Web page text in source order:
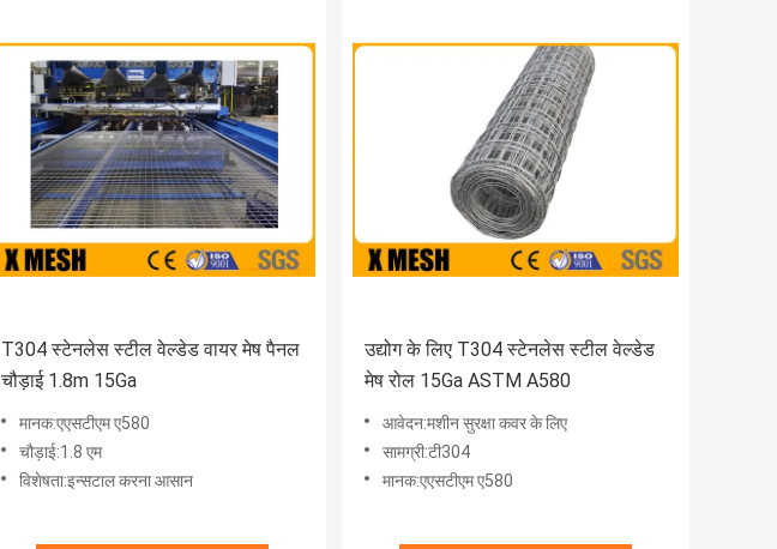
T304 स्टेनलेस स्टील वेल्डेड वायर मेष पैनल
चौड़ाई 1.8m 15Ga
मानक:एएसटीएम ए580
चौड़ाई:1.8 एम
विशेषता:इन्सटाल करना आसान
उद्योग के लिए T304 स्टेनलेस स्टील वेल्डेड
मेष रोल 15Ga ASTM A580
आवेदन:मशीन सुरक्षा कवर के लिए
सामग्री:टी304
मानक:एएसटीएम ए580